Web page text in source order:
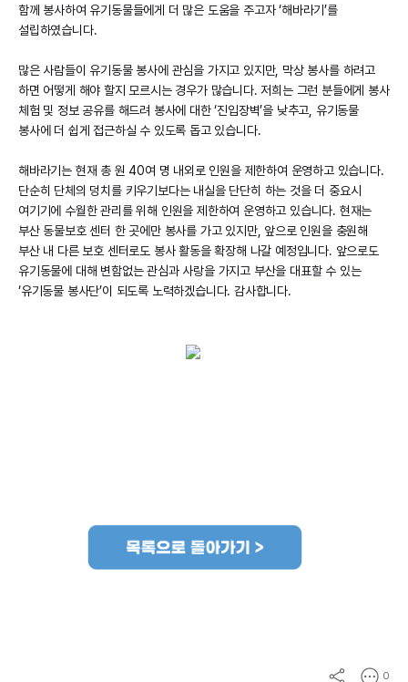
함께 봉사하여 유기동물들에게 더 많은 도움을 주고자 ‘해바라기’를
설립하였습니다.
많은 사람들이 유기동물 봉사에 관심을 가지고 있지만, 막상 봉사를 하려고
하면 어떻게 해야 할지 모르시는 경우가 많습니다. 저희는 그런 분들에게 봉사
체험 및 정보 공유를 해드려 봉사에 대한 ‘진입장벽’을 낮추고, 유기동물
봉사에 더 쉽게 접근하실 수 있도록 돕고 있습니다.
해바라기는 현재 총 원 40여 명 내외로 인원을 제한하여 운영하고 있습니다.
단순히 단체의 덩치를 키우기보다는 내실을 단단히 하는 것을 더 중요시
여기기에 수월한 관리를 위해 인원을 제한하여 운영하고 있습니다. 현재는
부산 동물보호 센터 한 곳에만 봉사를 가고 있지만, 앞으로 인원을 충원해
부산 내 다른 보호 센터로도 봉사 활동을 확장해 나갈 예정입니다. 앞으로도
유기동물에 대해 변함없는 관심과 사랑을 가지고 부산을 대표할 수 있는
‘유기동물 봉사단’이 되도록 노력하겠습니다. 감사합니다.
0